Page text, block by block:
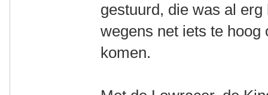
gestuurd, die was al
wegens net iets te
komen.